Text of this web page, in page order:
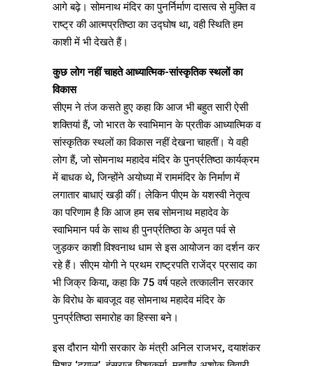
आगे बढ़े। सोमनाथ मंदिर का पुनर्निर्माण दासत्व से मुक्ति व
राष्ट्र की आत्मप्रतिष्ठा का उद्घोष था, वही स्थिति हम
काशी में भी देखते हैं।
कुछ लोग नहीं चाहते आध्यात्मिक-सांस्कृतिक स्थलों का
विकास
सीएम ने तंज कसते हुए कहा कि आज भी बहुत सारी ऐसी
शक्तियां हैं, जो भारत के स्वाभिमान के प्रतीक आध्यात्मिक व
सांस्कृतिक स्थलों का विकास नहीं देखना चाहतीं। ये वही
लोग हैं, जो सोमनाथ महादेव मंदिर के पुनर्प्रतिष्ठा कार्यक्रम
में बाधक थे, जिन्होंने अयोध्या में राममंदिर के निर्माण में
लगातार बाधाएं खड़ी कीं। लेकिन पीएम के यशस्वी नेतृत्व
का परिणाम है कि आज हम सब सोमनाथ महादेव के
स्वाभिमान पर्व के साथ ही पुनर्प्रतिष्ठा के अमृत पर्व से
जुड़कर काशी विश्वनाथ धाम से इस आयोजन का दर्शन कर
रहे हैं। सीएम योगी ने प्रथम राष्ट्रपति राजेंद्र प्रसाद का
भी जिक्र किया, कहा कि 75 वर्ष पहले तत्कालीन सरकार
के विरोध के बावजूद वह सोमनाथ महादेव मंदिर के
पुनर्प्रतिष्ठा समारोह का हिस्सा बने।
इस दौरान योगी सरकार के मंत्री अनिल राजभर, दयाशंकर